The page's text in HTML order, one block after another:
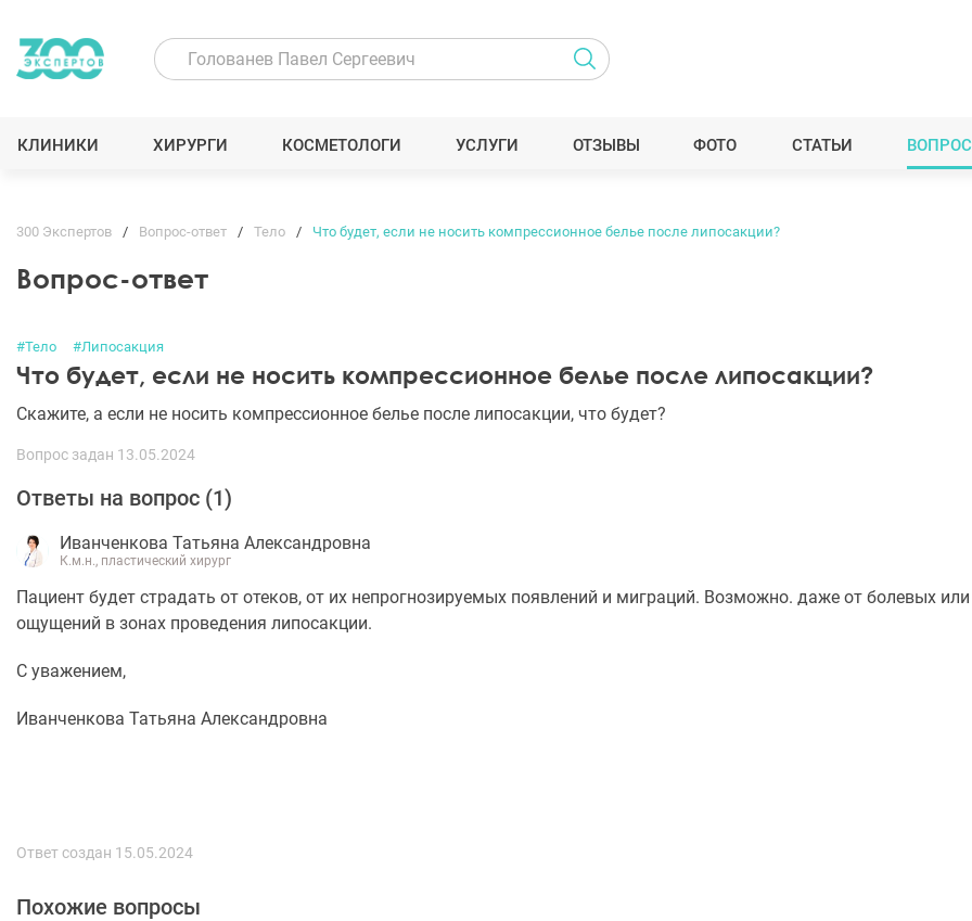
КЛИНИКИ ХИРУРГИ КОСМЕТОЛОГИ УСЛУГИ ОТЗЫВЫ ФОТО СТАТЬИ
300 Экспертов Вопрос-ответ Тело Что будет, если не носить компрессионное белье после липосакции?
Вопрос-ответ
#Тело #Липосакция
Что будет, если не носить компрессионное белье после липосакции?
Скажите, а если не носить компрессионное белье после липосакции, что будет?
Вопрос задан 13.05.2024
Ответы на вопрос (1)
Иванченкова Татьяна Александровна
К.м.н., пластический хирург
Пациент будет страдать от отеков, от их непрогнозируемых появлений и миграций. Возможно. даже от болевых
ощущений в зонах проведения липосакции.
С уважением,
Иванченкова Татьяна Александровна
Ответ создан 15.05.2024
Похожие вопросы